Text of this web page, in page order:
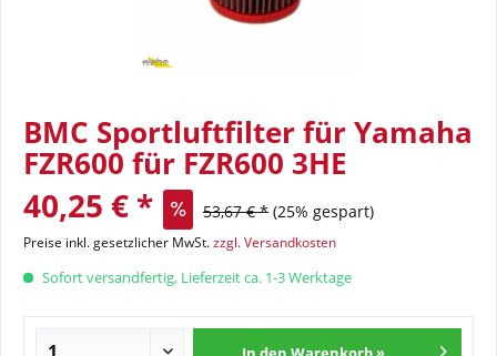
BMC Sportluftfilter für Yamaha
FZR600 für FZR600 3HE
40,25 € * 53,67 € * (25% gespart)
Preise inkl. gesetzlicher MwSt.zzgl. Versandkosten
Sofort versandfertig, Lieferzeit ca. 1-3 Werktage